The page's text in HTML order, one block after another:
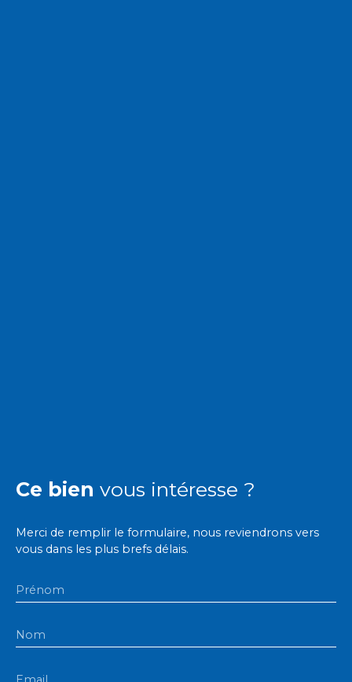
Ce bien vous intéresse ?
Merci de remplir le formulaire, nous reviendrons vers
vous dans les plus brefs délais.
Prénom
Nom